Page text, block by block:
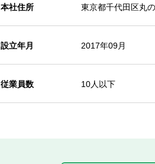
本社住所 東京都千代田区丸
設立年月 2017年09月
従業員数 10人以下